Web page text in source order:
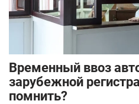
Временный ввоз
зарубежной
помнить?